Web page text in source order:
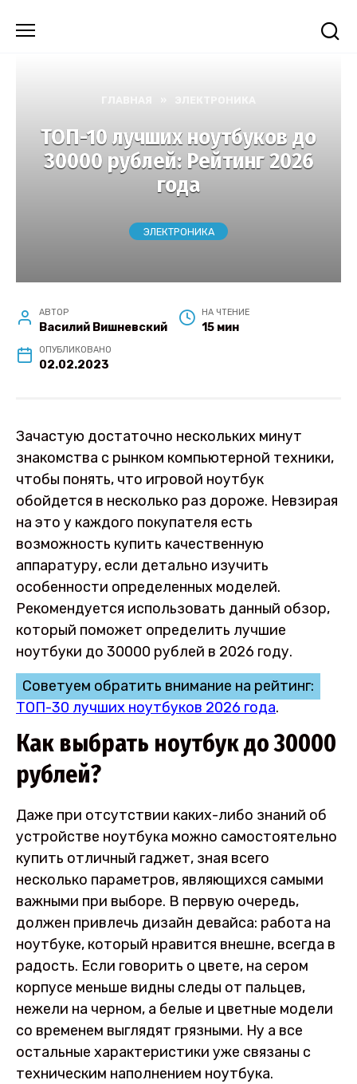
ТОП-10 лучших ноутбуков до
30000 рублей: Рейтинг 2026
года
ЭЛЕКТРОНИКА
АВТОР
Василий Вишневский
НА ЧТЕНИЕ
15 мин
ОПУБЛИКОВАНО
02.02.2023
Зачастую достаточно нескольких минут
знакомства с рынком компьютерной техники,
чтобы понять, что игровой ноутбук
обойдется в несколько раз дороже. Невзирая
на это у каждого покупателя есть
возможность купить качественную
аппаратуру, если детально изучить
особенности определенных моделей.
Рекомендуется использовать данный обзор,
который поможет определить лучшие
ноутбуки до 30000 рублей в 2026 году.
Советуем обратить внимание на рейтинг:
ТОП-30 лучших ноутбуков 2026 года.
Как выбрать ноутбук до 30000
рублей?
Даже при отсутствии каких-либо знаний об
устройстве ноутбука можно самостоятельно
купить отличный гаджет, зная всего
несколько параметров, являющихся самыми
важными при выборе. В первую очередь,
должен привлечь дизайн девайса: работа на
ноутбуке, который нравится внешне, всегда в
радость. Если говорить о цвете, на сером
корпусе меньше видны следы от пальцев,
нежели на черном, а белые и цветные модели
со временем выглядят грязными. Ну а все
остальные характеристики уже связаны с
техническим наполнением ноутбука.